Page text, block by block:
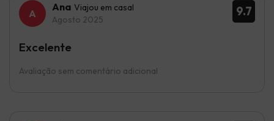
9.7
Ana Viajou em casal
Agosto 2025
Avaliação sem comentário adicional
Excelente